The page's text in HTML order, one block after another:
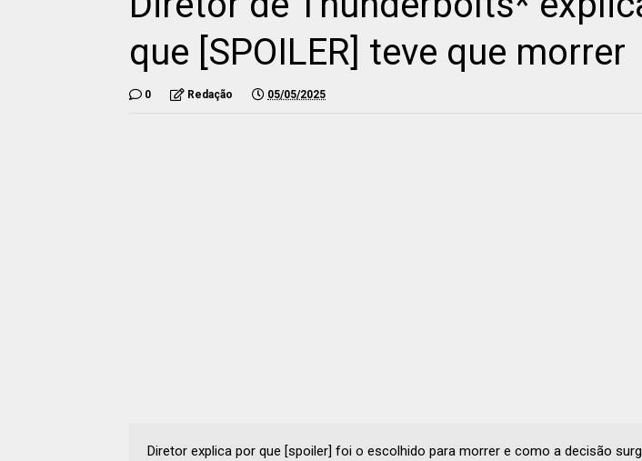
que [SPOILER] teve que morrer
0 Redação 05/05/2025
Diretor explica por que [spoiler] foi o escolhido para morrer e como a decisão